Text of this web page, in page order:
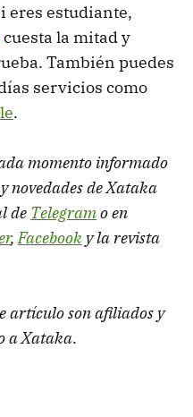
eres estudiante,
cuesta la mitad y
También puedes
servicios como
.
momento informado
novedades de Xataka
de Telegramo en
,Facebook y la revista
artículo son afiliados y
a Xataka.